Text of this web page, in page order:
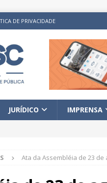
DE PRIVACIDADE
JURÍDICO IMPRENSA
Ata da Assembléia de 23 de